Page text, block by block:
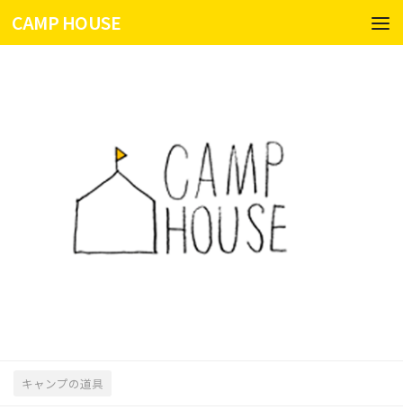
コンテンツへスキップ
CAMP HOUSE
キャンプの道具